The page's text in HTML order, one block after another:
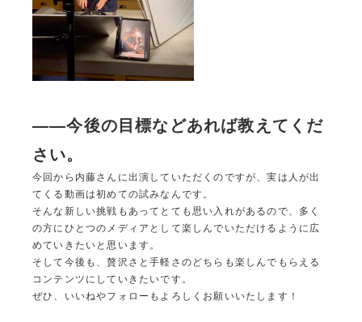
――今後の目標などあれば教えてくだ
さい。
今回から内藤さんに出演していただくのですが、実は人が出
てくる動画は初めての試みなんです。
そんな新しい挑戦もあってとても思い入れがあるので、多く
の方にひとつのメディアとして楽しんでいただけるように広
めていきたいと思います。
そして今後も、贅沢さと手軽さのどちらも楽しんでもらえる
コンテンツにしていきたいです。
ぜひ、いいねやフォローもよろしくお願いいたします！